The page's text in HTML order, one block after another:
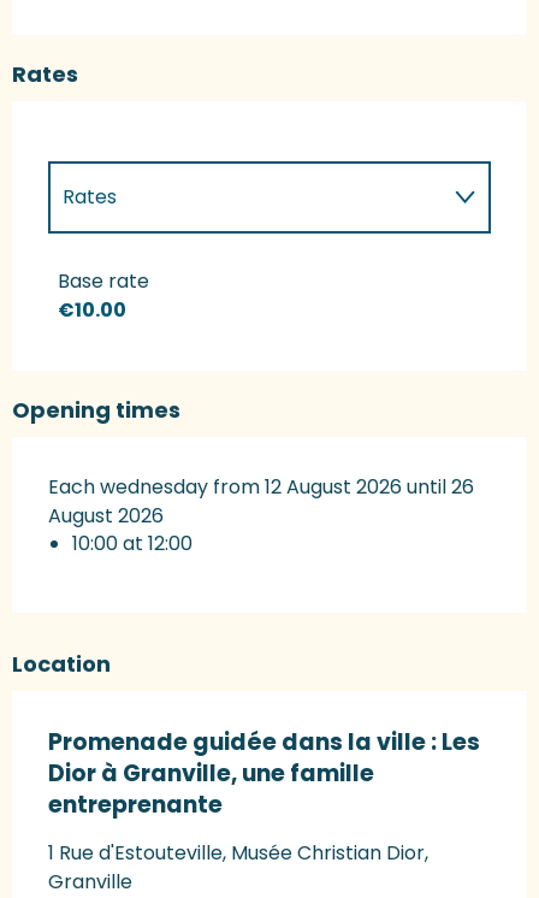
Rates
Rates
Rates 2027
Base rate
€10.00
Opening times
Each wednesday from 12 August 2026 until 26
August 2026
10:00 at 12:00
Location
Promenade guidée dans la ville : Les
Dior à Granville, une famille
entreprenante
1 Rue d'Estouteville, Musée Christian Dior,
Granville